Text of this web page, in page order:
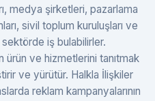
medya şirketleri, pazarlama
sivil toplum kuruluşları ve
iş bulabilirler.
ürün ve hizmetlerini tanıtmak
ve yürütür. Halkla İlişkiler
reklam kampanyalarının